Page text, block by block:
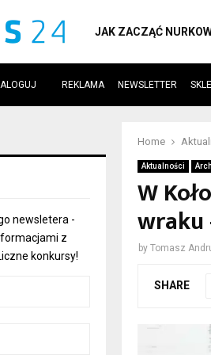
JAK ZACZĄĆ
REKLAMA NEWSLETTER
Home
Aktualności
W
wraku
byTomasz
SHARE
newsletera -
z
konkursy!